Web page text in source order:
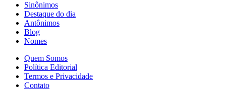
Sinônimos
Destaque do dia
Antônimos
Blog
Nomes
Quem Somos
Política Editorial
Termos e Privacidade
Contato